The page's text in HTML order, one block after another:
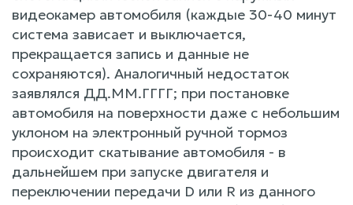
видеокамер автомобиля (каждые 30-40 минут
система зависает и выключается,
прекращается запись и данные не
сохраняются). Аналогичный недостаток
заявлялся ДД.ММ.ГГГГ; при постановке
автомобиля на поверхности даже с небольшим
уклоном на электронный ручной тормоз
происходит скатывание автомобиля - в
дальнейшем при запуске двигателя и
переключении передачи D или R из данного